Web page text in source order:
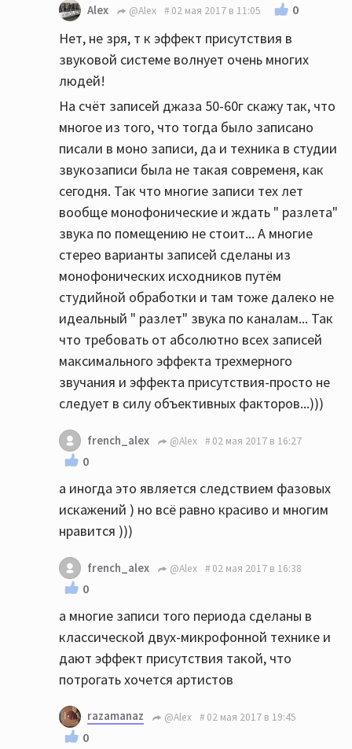
Alex @Alex 02 мая 2017 в 11:05 0
Нет, не зря, т к эффект присутствия в
звуковой системе волнует очень многих
людей!
На счёт записей джаза 50-60г скажу так, что
многое из того, что тогда было записано
писали в моно записи, да и техника в студии
звукозаписи была не такая современя, как
сегодня. Так что многие записи тех лет
вообще монофонические и ждать " разлета"
звука по помещению не стоит... А многие
стерео варианты записей сделаны из
монофонических исходников путём
студийной обработки и там тоже далеко не
идеальный " разлет" звука по каналам... Так
что требовать от абсолютно всех записей
максимального эффекта трехмерного
звучания и эффекта присутствия-просто не
следует в силу объективных факторов...)))
french_alex @Alex 02 мая 2017 в 16:27
0
а иногда это является следствием фазовых
искажений ) но всё равно красиво и многим
нравится )))
french_alex @Alex 02 мая 2017 в 16:38
0
а многие записи того периода сделаны в
классической двух-микрофонной технике и
дают эффект присутствия такой, что
потрогать хочется артистов
razamanaz @Alex 02 мая 2017 в 19:45
0